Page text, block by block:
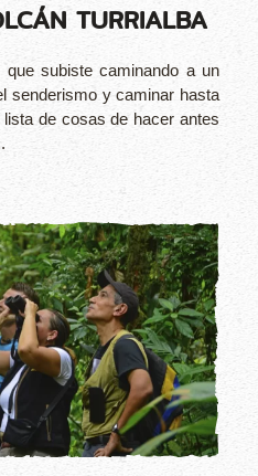
TURRIALBA
subiste caminando a un
senderismo y caminar hasta
de cosas de hacer antes